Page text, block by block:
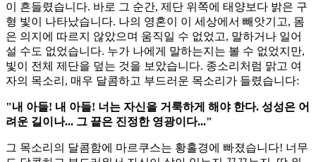
이 흔들렸습니다. 바로 그 순간, 제단 위쪽에 태양보다 밝은 구
형 빛이 나타났습니다. 나의 영혼이 이 세상에서 빼앗기고, 몸
은 의지에 따르지 않았으며 움직일 수 없었고, 말하거나 일어
설 수도 없었습니다. 누가 나에게 말하는지는 볼 수 없었지만,
빛이 전체 제단을 덮는 것을 보았습니다. 종소리처럼 맑고 여
자의 목소리, 매우 달콤하고 부드러운 목소리가 들렸습니다:
"내 아들! 내 아들! 너는 자신을 거룩하게 해야 한다. 성성은 어
려운 길이나... 그 끝은 진정한 영광이다..."
그 목소리의 달콤함에 마르쿠스는 황홀경에 빠졌습니다! 너무